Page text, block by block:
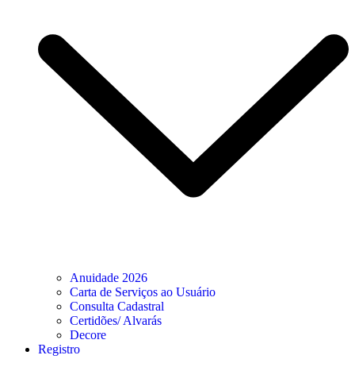
Anuidade 2026
Carta de Serviços ao Usuário
Consulta Cadastral
Certidões/ Alvarás
Decore
Registro